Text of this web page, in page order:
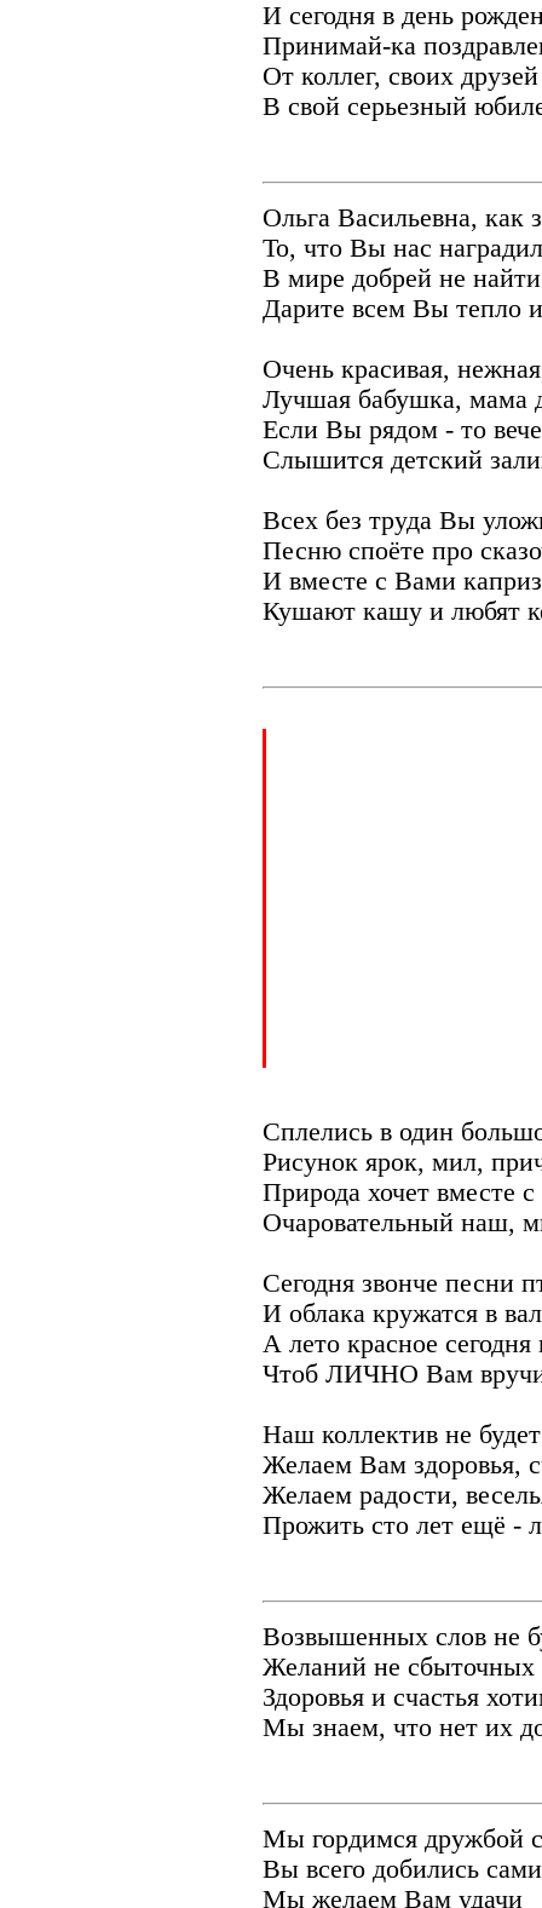
И сегодня в день
Принимай-ка
От коллег, своих друзей
В свой серьезный
Ольга Васильевна, как
То, что Вы нас
В мире добрей не найти
Дарите всем Вы тепло
Очень красивая,
Лучшая бабушка, мама
Если Вы рядом - то
Слышится детский
Всех без труда Вы
Песню споёте про
И вместе с Вами
Кушают кашу и любят
Сплелись в один
Рисунок ярок, мил,
Природа хочет вместе
Очаровательный наш,
Сегодня звонче песни
И облака кружатся в
А лето красное сегодня
Чтоб ЛИЧНО Вам
Наш коллектив не
Желаем Вам здоровья,
Желаем радости,
Прожить сто лет ещё -
Возвышенных слов не
Желаний не сбыточных
Здоровья и счастья
Мы знаем, что нет их
Мы гордимся дружбой
Вы всего добились
Мы желаем Вам удачи